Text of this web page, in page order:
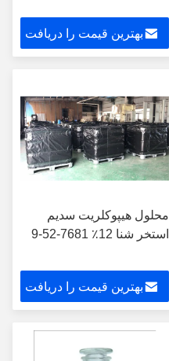
بهترین قیمت را دریافت
محلول هیپوکلریت سدیم
استخر شنا 12٪ 7681-52-9
بهترین قیمت را دریافت